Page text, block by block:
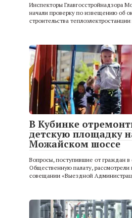
Инспекторы Главгосстройнадзора
начали проверку по извещению об
строительства
В Кубинке
детскую площадку
Можайском шоссе
Вопросы, поступившие от граждан
Общественную палату,
совещании «Выездной